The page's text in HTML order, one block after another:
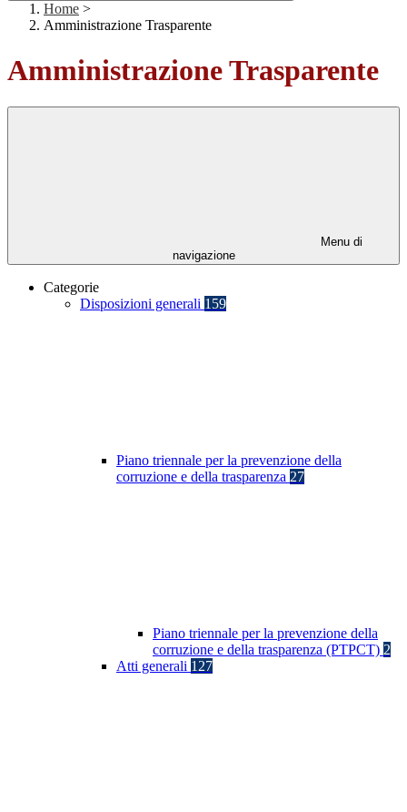
Home >
Amministrazione Trasparente
Amministrazione Trasparente
Menu di
navigazione
Categorie
Disposizioni generali 159
Piano triennale per la prevenzione della
corruzione e della trasparenza 27
Piano triennale per la prevenzione della
corruzione e della trasparenza (PTPCT) 2
Atti generali 127